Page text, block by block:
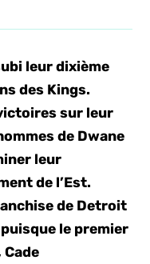
leur dixième
des Kings.
sur leur
de Dwane
leur
de l’Est.
de Detroit
le premier